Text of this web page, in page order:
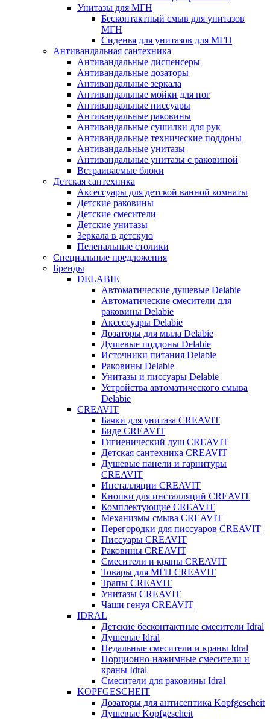
Унитазы для МГН
Бесконтактный смыв для унитазов
МГН
Сиденья для унитазов для МГН
Антивандальная сантехника
Антивандальные диспенсеры
Антивандальные дозаторы
Антивандальные зеркала
Антивандальные мойки для ног
Антивандальные писсуары
Антивандальные раковины
Антивандальные сушилки для рук
Антивандальные технические поддоны
Антивандальные унитазы
Антивандальные унитазы с раковиной
Встраиваемые блоки
Детская сантехника
Аксессуары для детской ванной комнаты
Детские раковины
Детские смесители
Детские унитазы
Зеркала в детскую
Пеленальные столики
Специальные предложения
Бренды
DELABIE
Автоматические душевые Delabie
Автоматические смесители для
раковины Delabie
Аксессуары Delabie
Дозаторы для мыла Delabie
Душевые поддоны Delabie
Источники питания Delabie
Раковины Delabie
Унитазы и писсуары Delabie
Устройства автоматического смыва
Delabie
CREAVIT
Бачки для унитаза CREAVIT
Биде CREAVIT
Гигиенический душ CREAVIT
Детская сантехника CREAVIT
Душевые панели и гарнитуры
CREAVIT
Инсталляции CREAVIT
Кнопки для инсталляций CREAVIT
Комплектующие CREAVIT
Механизмы смыва CREAVIT
Перегородки для писсуаров CREAVIT
Писсуары CREAVIT
Раковины CREAVIT
Смесители и краны CREAVIT
Товары для МГН CREAVIT
Трапы CREAVIT
Унитазы CREAVIT
Чаши генуя CREAVIT
IDRAL
Детские бесконтактные смесители Idral
Душевые Idral
Педальные смесители и краны Idral
Порционно-нажимные смесители и
краны Idral
Смеcители для раковины Idral
KOPFGESCHEIT
Дозаторы для антисептика Kopfgescheit
Душевые Kopfgescheit